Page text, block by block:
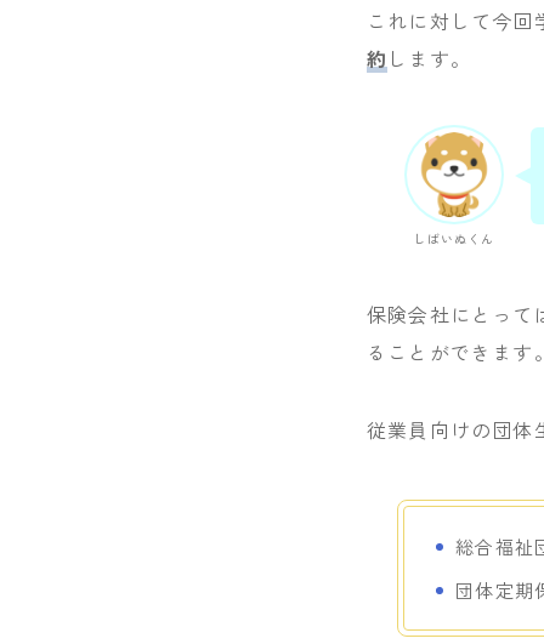
これに対して今
約 します。
しばいぬくん
保険会社にとって
ることができま
従業員向けの団体
総合福祉
団体定期